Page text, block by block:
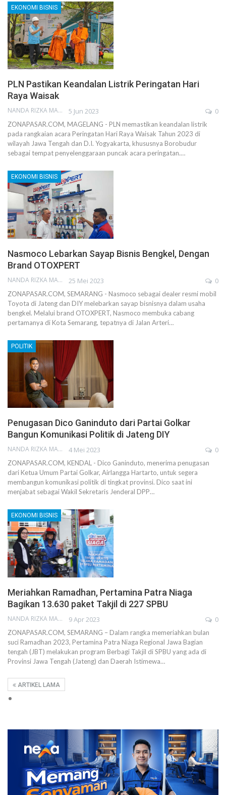
EKONOMI BISNIS
PLN Pastikan Keandalan Listrik Peringatan Hari
Raya Waisak
NANDA RIZKA MAHENDRA 5 Jun 2023 0
ZONAPASAR.COM, MAGELANG - PLN memastikan keandalan listrik
pada rangkaian acara Peringatan Hari Raya Waisak Tahun 2023 di
wilayah Jawa Tengah dan D.I. Yogyakarta, khususnya Borobudur
sebagai tempat penyelenggaraan puncak acara peringatan.…
EKONOMI BISNIS
Nasmoco Lebarkan Sayap Bisnis Bengkel, Dengan
Brand OTOXPERT
NANDA RIZKA MAHENDRA 25 Mei 2023 0
ZONAPASAR.COM, SEMARANG - Nasmoco sebagai dealer resmi mobil
Toyota di Jateng dan DIY melebarkan sayap bisnisnya dalam usaha
bengkel. Melalui brand OTOXPERT, Nasmoco membuka cabang
pertamanya di Kota Semarang, tepatnya di Jalan Arteri…
POLITIK
Penugasan Dico Ganinduto dari Partai Golkar
Bangun Komunikasi Politik di Jateng DIY
NANDA RIZKA MAHENDRA 4 Mei 2023 0
ZONAPASAR.COM, KENDAL - Dico Ganinduto, menerima penugasan
dari Ketua Umum Partai Golkar, Airlangga Hartarto, untuk segera
membangun komunikasi politik di tingkat provinsi. Dico saat ini
menjabat sebagai Wakil Sekretaris Jenderal DPP…
EKONOMI BISNIS
Meriahkan Ramadhan, Pertamina Patra Niaga
Bagikan 13.630 paket Takjil di 227 SPBU
NANDA RIZKA MAHENDRA 9 Apr 2023 0
ZONAPASAR.COM, SEMARANG – Dalam rangka memeriahkan bulan
suci Ramadhan 2023, Pertamina Patra Niaga Regional Jawa Bagian
tengah (JBT) melakukan program Berbagi Takjil di SPBU yang ada di
Provinsi Jawa Tengah (Jateng) dan Daerah Istimewa…
ARTIKEL LAMA